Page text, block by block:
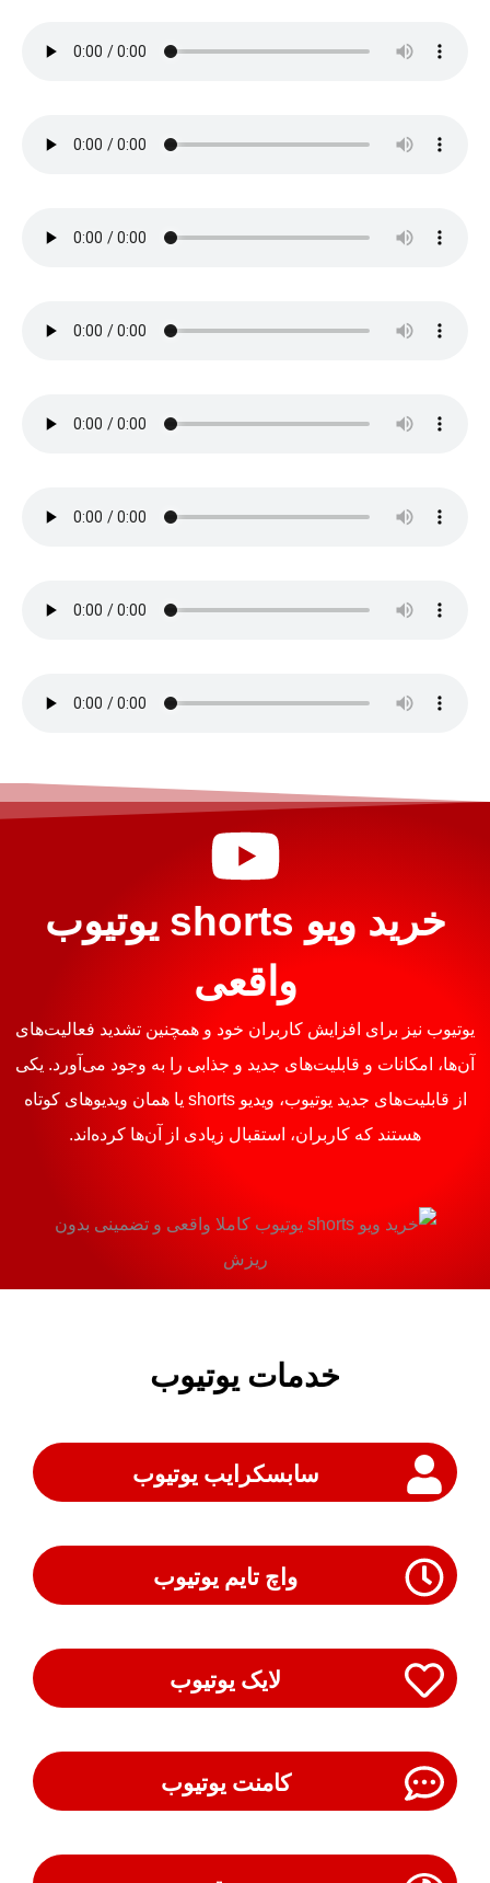
خرید ویو shorts یوتیوب
واقعی
یوتیوب نیز برای افزایش کاربران خود و همچنین تشدید فعالیت‌های
آن‌ها، امکانات و قابلیت‌های جدید و جذابی را به وجود می‌آورد. یکی
از قابلیت‌های جدید یوتیوب، ویدیو shorts یا همان ویدیوهای کوتاه
هستند که کاربران، استقبال زیادی از آن‌ها کرده‌اند.
خدمات یوتیوب
سابسکرایب یوتیوب
واچ تایم یوتیوب
لایک یوتیوب
کامنت یوتیوب